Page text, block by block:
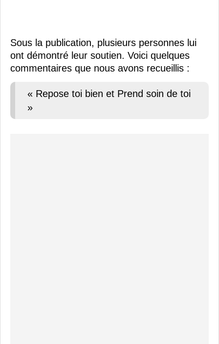
Sous la publication, plusieurs personnes lui
ont démontré leur soutien. Voici quelques
commentaires que nous avons recueillis :
« Repose toi bien et Prend soin de toi
»